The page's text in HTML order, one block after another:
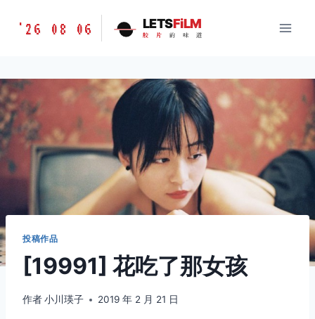
胶
味
道
LETSFILM
'26 08 06 LETSFiLM
胶 片 的 味 道
投稿作品
[19991] 花吃了那女孩
作者小川瑛子 2019 年 2 月 21 日